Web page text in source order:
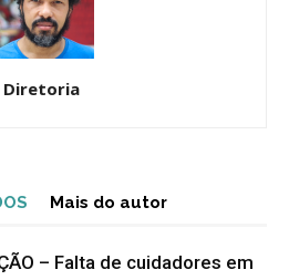
Diretoria
Mais do autor
– Falta de cuidadores em